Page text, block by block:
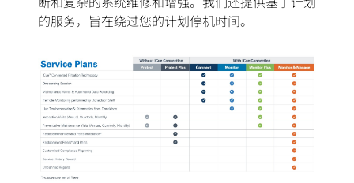
的服务，旨在绕过您的计划停机时间。